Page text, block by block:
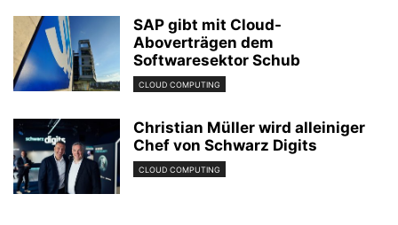
SAP gibt mit Cloud-
Aboverträgen dem
Softwaresektor Schub
CLOUD COMPUTING
Christian Müller wird alleiniger
Chef von Schwarz Digits
CLOUD COMPUTING